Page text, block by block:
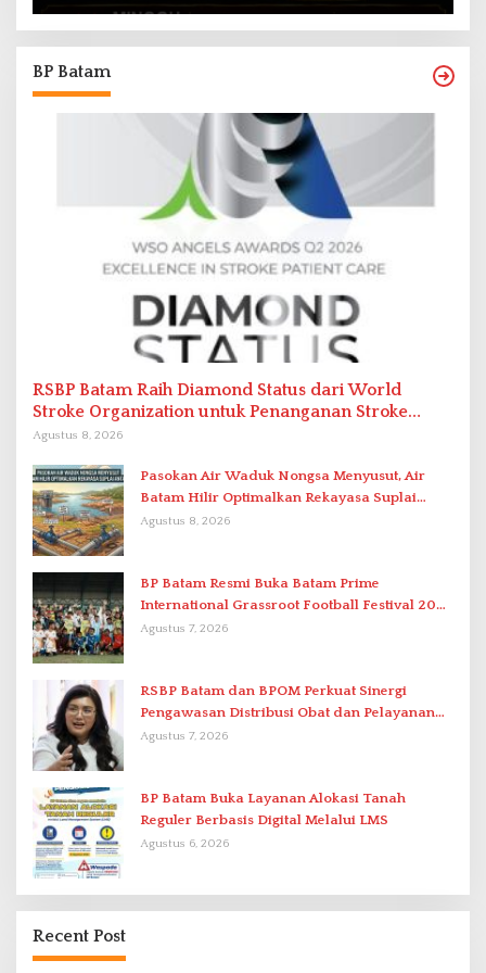
BP Batam
RSBP Batam Raih Diamond Status dari World
Stroke Organization untuk Penanganan Stroke
Berstandar Internasional
Agustus 8, 2026
Pasokan Air Waduk Nongsa Menyusut, Air
Batam Hilir Optimalkan Rekayasa Suplai
Antar-IPAM
Agustus 8, 2026
BP Batam Resmi Buka Batam Prime
International Grassroot Football Festival 2026
di Stadion Temenggung Abdul Jamal
Agustus 7, 2026
RSBP Batam dan BPOM Perkuat Sinergi
Pengawasan Distribusi Obat dan Pelayanan
Kefarmasian
Agustus 7, 2026
BP Batam Buka Layanan Alokasi Tanah
Reguler Berbasis Digital Melalui LMS
Agustus 6, 2026
Recent Post